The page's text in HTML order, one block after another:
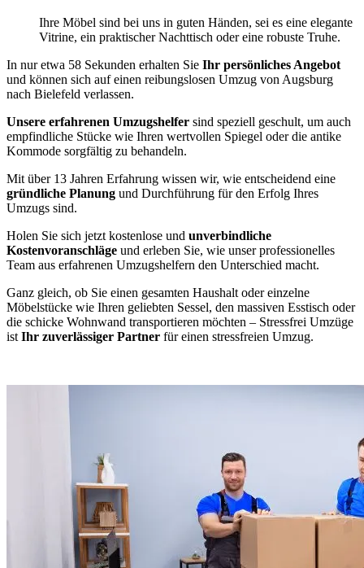
Ihre Möbel sind bei uns in guten Händen, sei es eine elegante
Vitrine, ein praktischer Nachttisch oder eine robuste Truhe.
In nur etwa 58 Sekunden erhalten Sie Ihr persönliches Angebot
und können sich auf einen reibungslosen Umzug von Augsburg
nach Bielefeld verlassen.
Unsere erfahrenen Umzugshelfer sind speziell geschult, um auch
empfindliche Stücke wie Ihren wertvollen Spiegel oder die antike
Kommode sorgfältig zu behandeln.
Mit über 13 Jahren Erfahrung wissen wir, wie entscheidend eine
gründliche Planung und Durchführung für den Erfolg Ihres
Umzugs sind.
Holen Sie sich jetzt kostenlose und unverbindliche
Kostenvoranschläge und erleben Sie, wie unser professionelles
Team aus erfahrenen Umzugshelfern den Unterschied macht.
Ganz gleich, ob Sie einen gesamten Haushalt oder einzelne
Möbelstücke wie Ihren geliebten Sessel, den massiven Esstisch oder
die schicke Wohnwand transportieren möchten – Stressfrei Umzüge
ist Ihr zuverlässiger Partner für einen stressfreien Umzug.